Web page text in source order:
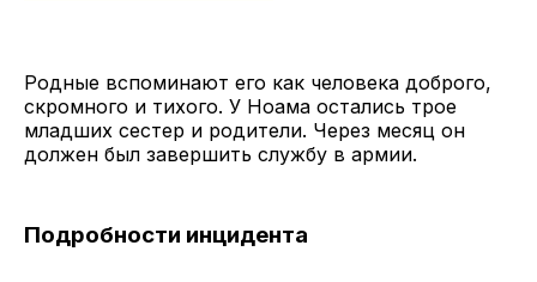
Родные вспоминают его как человека доброго,
скромного и тихого. У Ноама остались трое
младших сестер и родители. Через месяц он
должен был завершить службу в армии.
Подробности инцидента